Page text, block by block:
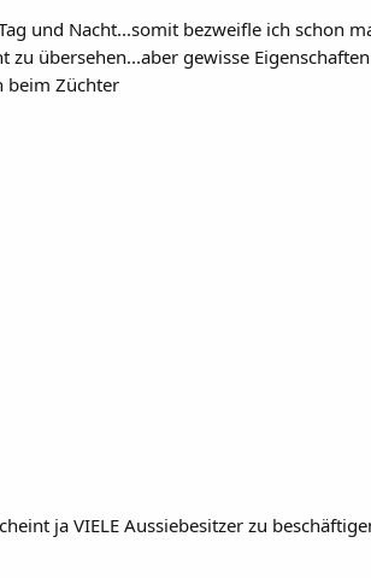
und Nacht...somit bezweifle ich schon
übersehen...aber gewisse
beim Züchter
ja VIELE Aussiebesitzer zu